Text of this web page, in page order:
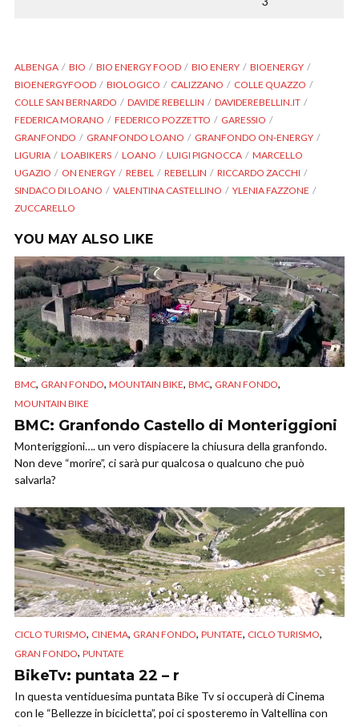
ALBENGA BIO BIO ENERGY FOOD BIO ENERY
BIOENERGY
BIOENERGYFOOD
BIOLOGICO CALIZZANO
COLLE QUAZZO
COLLE SAN BERNARDO
DAVIDE REBELLIN
DAVIDEREBELLIN.IT
FEDERICA MORANO
FEDERICO POZZETTO
GARESSIO
GRANFONDO
GRANFONDO LOANO
GRANFONDO ON-ENERGY
LIGURIA
LOABIKERS LOANO LUIGI PIGNOCCA
MARCELLO
UGAZIO
ON ENERGY REBEL REBELLIN
RICCARDO ZACCHI
SINDACO DI LOANO
VALENTINA CASTELLINO
YLENIA FAZZONE
ZUCCARELLO
YOU MAY ALSO LIKE
BMC, GRAN FONDO, MOUNTAIN BIKE, BMC, GRAN FONDO,
MOUNTAIN BIKE
BMC: Granfondo Castello di Monteriggioni
Monteriggioni…. un vero dispiacere la chiusura della granfondo.
Non deve “morire”, ci sarà pur qualcosa o qualcuno che può
salvarla?
CICLO TURISMO, CINEMA, GRAN FONDO, PUNTATE, CICLO TURISMO,
GRAN FONDO, PUNTATE
BikeTv: puntata 22 – r
In questa ventiduesima puntata Bike Tv si occuperà di Cinema
con le “Bellezze in bicicletta”, poi ci sposteremo in Valtellina con